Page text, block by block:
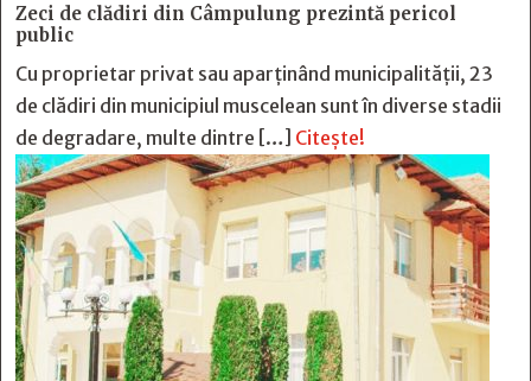
Zeci de clădiri din Câmpulung prezintă pericol
public
Cu proprietar privat sau aparținând municipalității, 23
de clădiri din municipiul muscelean sunt în diverse stadii
de degradare, multe dintre […] Citește!